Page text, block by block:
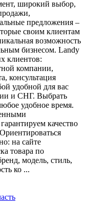
широкий выбор,
предложения –
своим клиентам
возможность
бизнесом. Landy
клиентов:
компании,
консультация
удобной для вас
и СНГ. Выбрать
удобное время.
качество
на сайте
товара по
модель, стиль,
ко ...